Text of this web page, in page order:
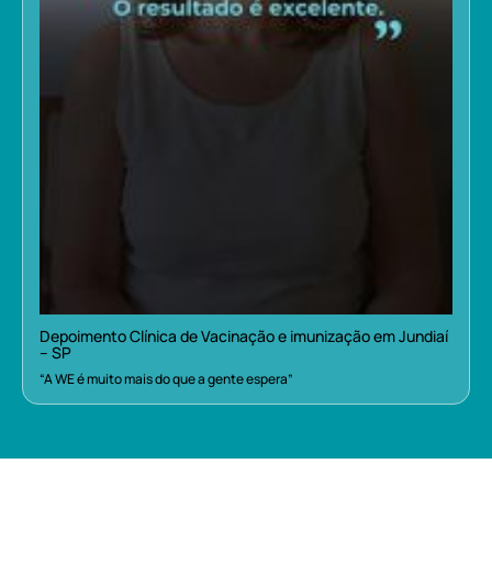
Depoimento Clínica de Vacinação e imunização em Jundiaí
– SP
“A WE é muito mais do que a gente espera”